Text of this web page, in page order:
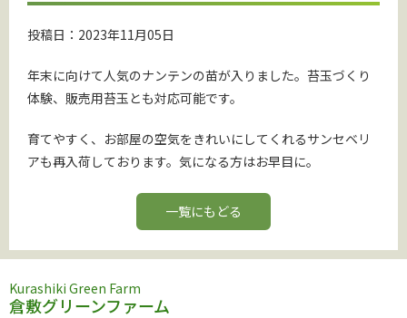
投稿日：2023年11月05日
年末に向けて人気のナンテンの苗が入りました。苔玉づくり
体験、販売用苔玉とも対応可能です。
育てやすく、お部屋の空気をきれいにしてくれるサンセベリ
アも再入荷しております。気になる方はお早目に。
一覧にもどる
Kurashiki Green Farm
倉敷グリーンファーム